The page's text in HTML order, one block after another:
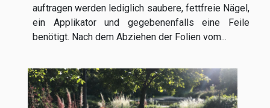
auftragen werden lediglich saubere, fettfreie Nägel,
ein Applikator und gegebenenfalls eine Feile
benötigt. Nach dem Abziehen der Folien vom...